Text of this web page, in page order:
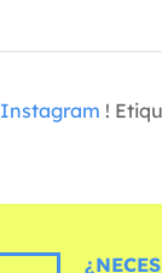
Instagram !